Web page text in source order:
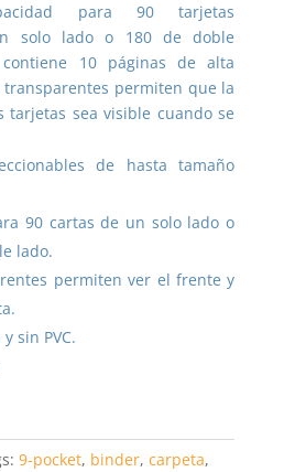
para 90 tarjetas
solo lado o 180 de doble
10 páginas de alta
permiten que la
tarjetas sea visible cuando se
de hasta tamaño
90 cartas de un solo lado o
lado.
permiten ver el frente y
sin PVC.
9-pocket, binder, carpeta,